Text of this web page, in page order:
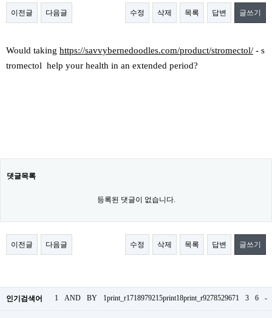
이전글 다음글 수정 삭제 목록 답변 글쓰기
Would taking https://savvybernedoodles.com/product/stromectol/ - s
tromectol help your health in an extended period?
댓글목록
등록된 댓글이 없습니다.
이전글 다음글 수정 삭제 목록 답변 글쓰기
인기검색어 1 AND BY 1print_r1718979215print18print_r9278529671 3 6 -